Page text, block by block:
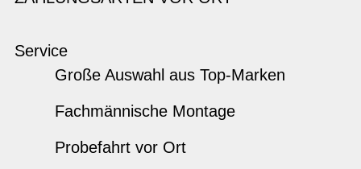
Service
Große Auswahl aus Top-Marken
Fachmännische Montage
Probefahrt vor Ort